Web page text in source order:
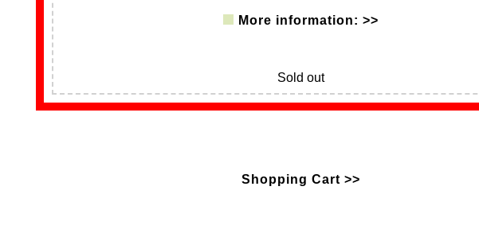
More information: >>
Sold out
Shopping Cart >>